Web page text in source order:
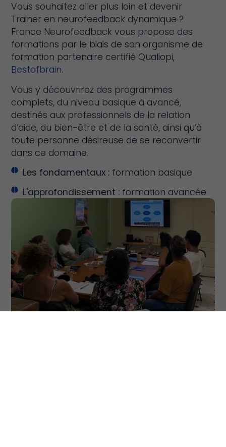
Vous souhaitez aller plus loin et devenir
Trainer en neurofeedback dynamique ?
France Neurofeedback vous propose des
formations par le biais de son organisme de
formation partenaire certifié Qualiopi,
Bestofbrain.
Vous y découvrirez des programmes
complets, du niveau basique à avancé,
destinés aux professionnels de la relation
d’aide, du bien-être et de la santé, ainsi qu’à
toute personne désireuse de se reconvertir
dans ce domaine.
Les fondamentaux :formation basique
L'approfondissement :formation avancée